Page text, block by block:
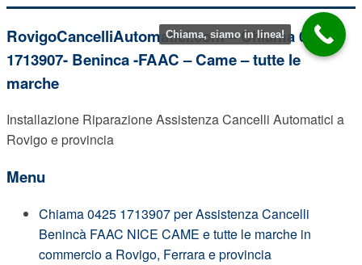
al
contenuto
RovigoCancelliAutomatici.com – Chiama 0425
1713907- Beninca -FAAC – Came – tutte le
marche
Installazione Riparazione Assistenza Cancelli Automatici a
Rovigo e provincia
Menu
Chiama 0425 1713907 per Assistenza Cancelli
Benincà FAAC NICE CAME e tutte le marche in
commercio a Rovigo, Ferrara e provincia
Chiama, siamo in linea!